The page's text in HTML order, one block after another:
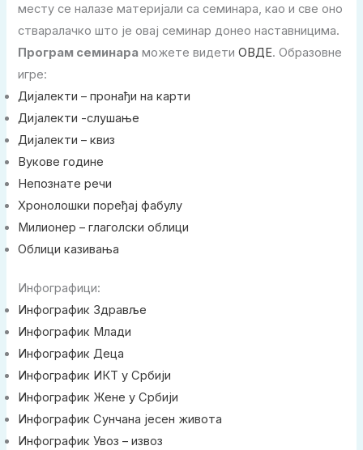
месту се налазе материјали са семинара, као и све оно
стваралачко што је овај семинар донео наставницима.
Програм семинара можете видетиОВДЕ. Образовне
игре:
Дијалекти – пронађи на карти
Дијалекти -слушање
Дијалекти – квиз
Вукове године
Непознате речи
Хронолошки поређај фабулу
Милионер – глаголски облици
Облици казивања
Инфографици:
Инфографик Здравље
Инфографик Млади
Инфографик Деца
Инфографик ИКТ у Србији
Инфографик Жене у Србији
Инфографик Сунчана јесен живота
Инфографик Увоз – извоз